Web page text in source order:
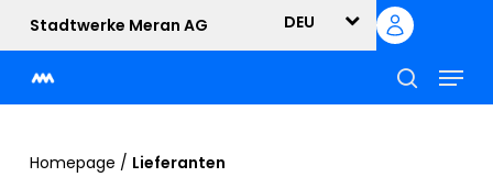
main
content
Stadtwerke Meran AG DEU
suche
Menu
Homepage / Lieferanten